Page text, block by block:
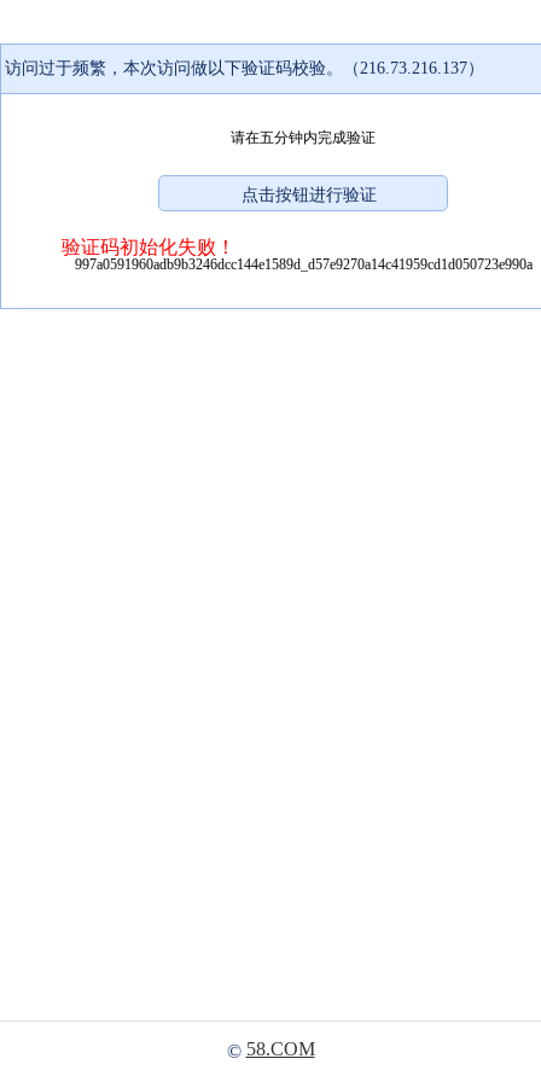
访问过于频繁，本次访问做以下验证码校验。（216.73.216.137）
请在五分钟内完成验证
验证码初始化失败！
997a0591960adb9b3246dcc144e1589d_d57e9270a14c41959cd1d050723e990a
© 58.COM